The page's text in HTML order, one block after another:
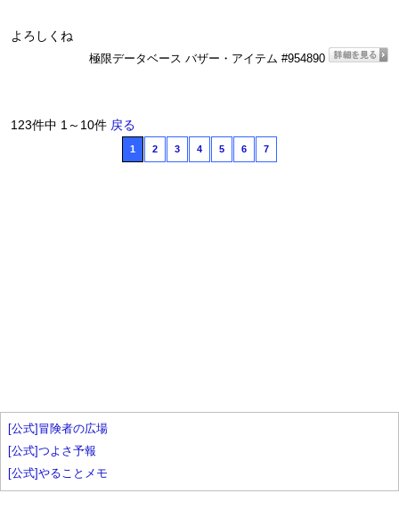
よろしくね
極限データベース バザー・アイテム #954890
123件中 1～10件 戻る
1 2 3 4 5 6 7
[公式]冒険者の広場
[公式]つよさ予報
[公式]やることメモ